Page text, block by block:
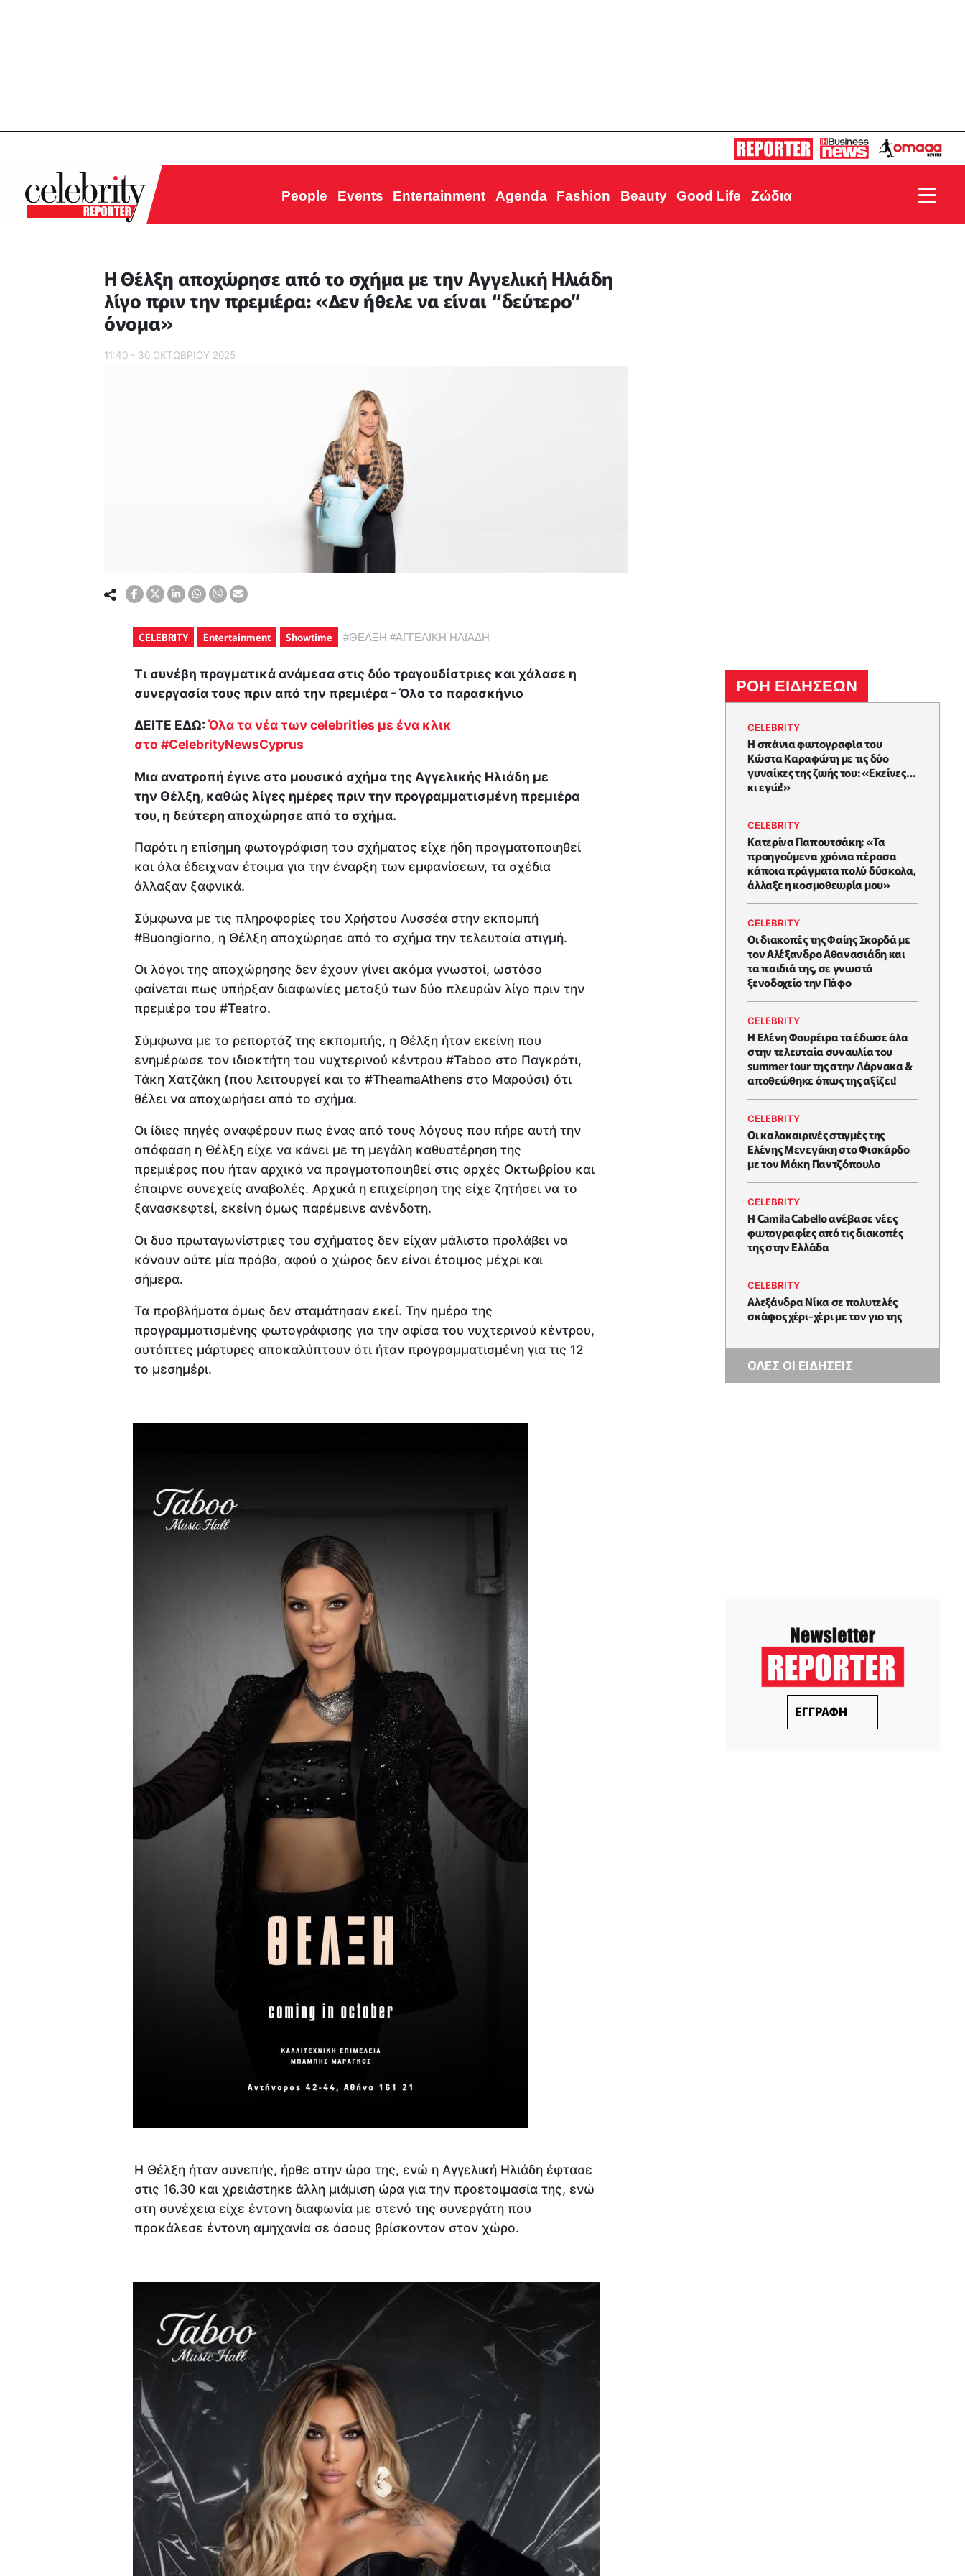
People Events Entertainment Agenda Fashion Beauty Good Life Ζώδια
Η Θέλξη αποχώρησε από το σχήμα με την Αγγελική Ηλιάδη
λίγο πριν την πρεμιέρα: «Δεν ήθελε να είναι “δεύτερο”
όνομα»
11:40 - 30 ΟΚΤΩΒΡΙΟΥ 2025
CELEBRITY Entertainment Showtime #ΘΕΛΞΗ #ΑΓΓΕΛΙΚΗ ΗΛΙΑΔΗ
Τι συνέβη πραγματικά ανάμεσα στις δύο τραγουδίστριες και χάλασε η
συνεργασία τους πριν από την πρεμιέρα - Όλο το παρασκήνιο
ΔΕΙΤΕ ΕΔΩ: Όλα τα νέα των celebrities με ένα κλικ
στο #CelebrityNewsCyprus
Μια ανατροπή έγινε στο μουσικό σχήμα της Αγγελικής Ηλιάδη με
την Θέλξη, καθώς λίγες ημέρες πριν την προγραμματισμένη πρεμιέρα
του, η δεύτερη αποχώρησε από το σχήμα.
Παρότι η επίσημη φωτογράφιση του σχήματος είχε ήδη πραγματοποιηθεί
και όλα έδειχναν έτοιμα για την έναρξη των εμφανίσεων, τα σχέδια
άλλαξαν ξαφνικά.
Σύμφωνα με τις πληροφορίες του Χρήστου Λυσσέα στην εκπομπή
#Buongiorno, η Θέλξη αποχώρησε από το σχήμα την τελευταία στιγμή.
Οι λόγοι της αποχώρησης δεν έχουν γίνει ακόμα γνωστοί, ωστόσο
φαίνεται πως υπήρξαν διαφωνίες μεταξύ των δύο πλευρών λίγο πριν την
πρεμιέρα του #Teatro.
Σύμφωνα με το ρεπορτάζ της εκπομπής, η Θέλξη ήταν εκείνη που
ενημέρωσε τον ιδιοκτήτη του νυχτερινού κέντρου #Taboo στο Παγκράτι,
Τάκη Χατζάκη (που λειτουργεί και το #TheamaAthens στο Μαρούσι) ότι
θέλει να αποχωρήσει από το σχήμα.
Οι ίδιες πηγές αναφέρουν πως ένας από τους λόγους που πήρε αυτή την
απόφαση η Θέλξη είχε να κάνει με τη μεγάλη καθυστέρηση της
πρεμιέρας που ήταν αρχικά να πραγματοποιηθεί στις αρχές Οκτωβρίου και
έπαιρνε συνεχείς αναβολές. Αρχικά η επιχείρηση της είχε ζητήσει να το
ξανασκεφτεί, εκείνη όμως παρέμεινε ανένδοτη.
Οι δυο πρωταγωνίστριες του σχήματος δεν είχαν μάλιστα προλάβει να
κάνουν ούτε μία πρόβα, αφού ο χώρος δεν είναι έτοιμος μέχρι και
σήμερα.
Τα προβλήματα όμως δεν σταμάτησαν εκεί. Την ημέρα της
προγραμματισμένης φωτογράφισης για την αφίσα του νυχτερινού κέντρου,
αυτόπτες μάρτυρες αποκαλύπτουν ότι ήταν προγραμματισμένη για τις 12
το μεσημέρι.
Η Θέλξη ήταν συνεπής, ήρθε στην ώρα της, ενώ η Αγγελική Ηλιάδη έφτασε
στις 16.30 και χρειάστηκε άλλη μιάμιση ώρα για την προετοιμασία της, ενώ
στη συνέχεια είχε έντονη διαφωνία με στενό της συνεργάτη που
προκάλεσε έντονη αμηχανία σε όσους βρίσκονταν στον χώρο.
ΡΟΗ ΕΙΔΗΣΕΩΝ
CELEBRITY
Η σπάνια φωτογραφία του
Κώστα Καραφώτη με τις δύο
γυναίκες της ζωής του: «Εκείνες…
κι εγώ!»
CELEBRITY
Κατερίνα Παπουτσάκη: «Τα
προηγούμενα χρόνια πέρασα
κάποια πράγματα πολύ δύσκολα,
άλλαξε η κοσμοθεωρία μου»
CELEBRITY
Οι διακοπές της Φαίης Σκορδά με
τον Αλέξανδρο Αθανασιάδη και
τα παιδιά της, σε γνωστό
ξενοδοχείο την Πάφο
CELEBRITY
Η Ελένη Φουρέιρα τα έδωσε όλα
στην τελευταία συναυλία του
summer tour της στην Λάρνακα &
αποθεώθηκε όπως της αξίζει!
CELEBRITY
Oι καλοκαιρινές στιγμές της
Ελένης Μενεγάκη στο Φισκάρδο
με τον Μάκη Παντζόπουλο
CELEBRITY
Η Camila Cabello ανέβασε νέες
φωτογραφίες από τις διακοπές
της στην Ελλάδα
CELEBRITY
Αλεξάνδρα Νίκα σε πολυτελές
σκάφος χέρι-χέρι με τον γιο της
ΟΛΕΣ ΟΙ ΕΙΔΗΣΕΙΣ
ΕΓΓΡΑΦΗ